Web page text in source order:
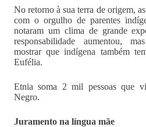
No retorno à sua terra de origem,
com o orgulho de parentes
notaram um clima de grande
responsabilidade aumentou,
mostrar que indígena também
Eufélia.
Etnia soma 2 mil pessoas que
Negro.
Juramento na língua mãe